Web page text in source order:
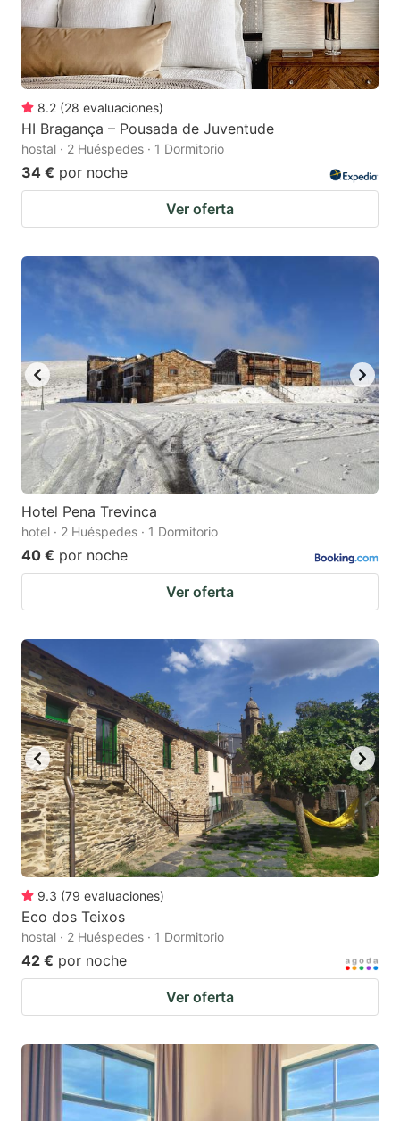
shortcuts
for
changing
dates.
shortcuts
for
changing
dates.
8.2 (28 evaluaciones)
HI Bragança – Pousada de Juventude
hostal · 2 Huéspedes · 1 Dormitorio
34 € por noche
Ver oferta
Hotel Pena Trevinca
hotel · 2 Huéspedes · 1 Dormitorio
40 € por noche
Ver oferta
9.3 (79 evaluaciones)
Eco dos Teixos
hostal · 2 Huéspedes · 1 Dormitorio
42 € por noche
Ver oferta